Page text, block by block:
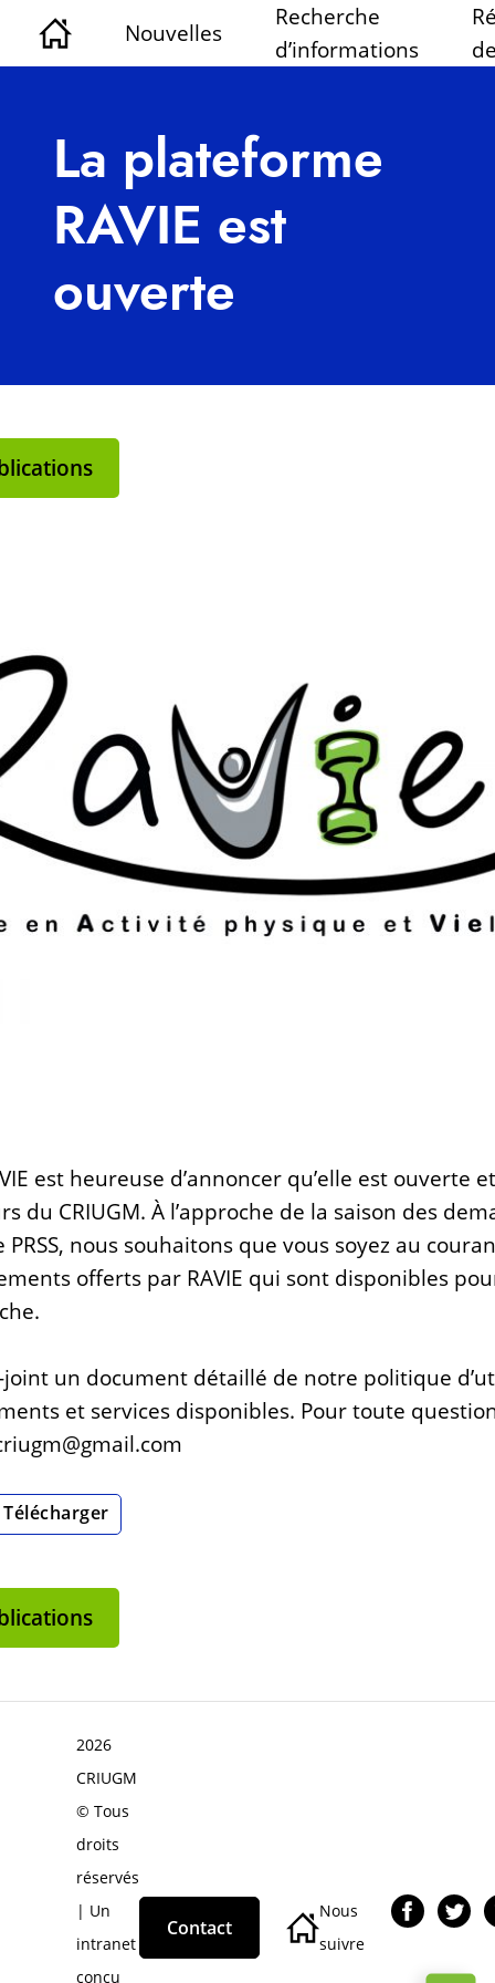
Nouvelles
Recherche
d’informations
La plateforme
RAVIE est
ouverte
est heureuse d’annoncer qu’elle est ouverte
du CRIUGM. À l’approche de la saison des
nous souhaitons que vous soyez au
offerts par RAVIE qui sont disponibles
joint un document détaillé de notre politique
et services disponibles. Pour toute
Télécharger
2026
CRIUGM
© Tous
droits
réservés
| Un
intranet
conçu
Contact
Nous
suivre